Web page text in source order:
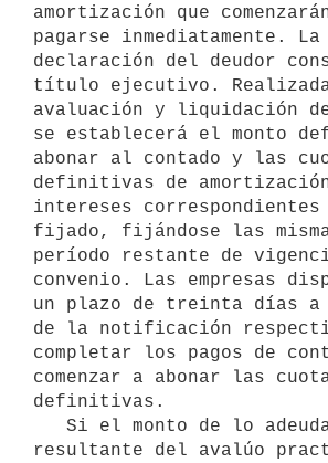
amortización que
pagarse inmediatamente. La
declaración del deudor
título ejecutivo.
avaluación y liquidación
se establecerá el monto
abonar al contado y las
definitivas de
intereses
fijado, fijándose las
período restante de
convenio. Las empresas
un plazo de treinta días
de la notificación
completar los pagos de
comenzar a abonar las
definitivas.
resultante del avalúo